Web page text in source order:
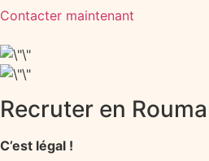
Contacter maintenant
Recruter en
C’est légal !